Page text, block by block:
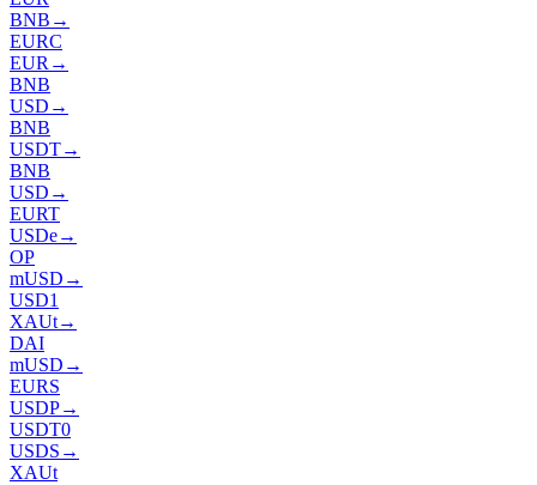
BNB →
EURC
EUR →
BNB
USD →
BNB
USDT→
BNB
USD →
EURT
USDe→
OP
mUSD →
USD1
XAUt→
DAI
mUSD →
EURS
USDP→
USDT0
USDS →
XAUt